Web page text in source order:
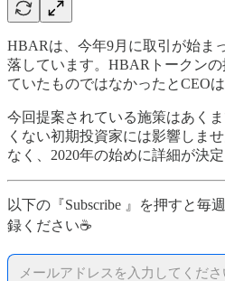
HBARは、今年9月に取引が始ま
落しています。HBARトークン
ていたものではなかったとCEO
今回提案されている施策はあく
くない初期投資家には影響しま
なく、2020年の始めに詳細が決
以下の『Subscribe 』を押すと毎
録ください☕